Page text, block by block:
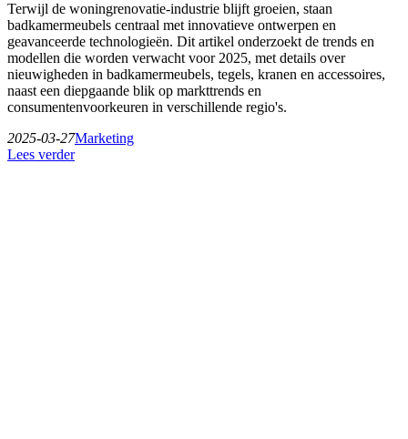
Terwijl de woningrenovatie-industrie blijft groeien, staan
badkamermeubels centraal met innovatieve ontwerpen en
geavanceerde technologieën. Dit artikel onderzoekt de trends en
modellen die worden verwacht voor 2025, met details over
nieuwigheden in badkamermeubels, tegels, kranen en accessoires,
naast een diepgaande blik op markttrends en
consumentenvoorkeuren in verschillende regio's.
2025-03-27Marketing
Lees verder